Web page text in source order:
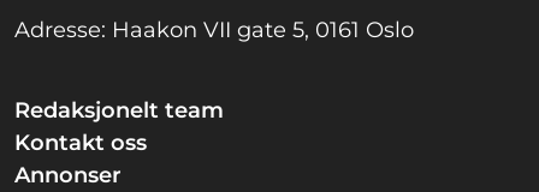
Adresse: Haakon VII gate 5, 0161 Oslo
Redaksjonelt team
Kontakt oss
Annonser